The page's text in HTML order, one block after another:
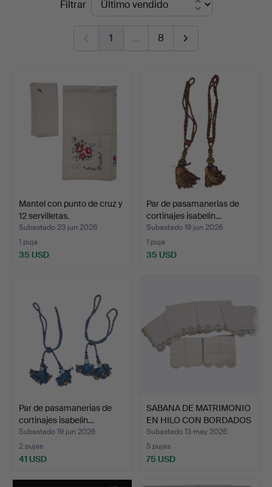
Filtrar
1 … 8
Mantel con punto de cruz y
12 servilletas.
Subastado 23 jun 2026
1 puja
35 USD
Par de pasamanerias de
cortinajes isabelin…
Subastado 19 jun 2026
1 puja
35 USD
Par de pasamanerias de
cortinajes isabelin…
Subastado 19 jun 2026
2 pujas
41 USD
SABANA DE MATRIMONIO
EN HILO CON BORDADOS
…
Subastado 13 may 2026
5 pujas
75 USD